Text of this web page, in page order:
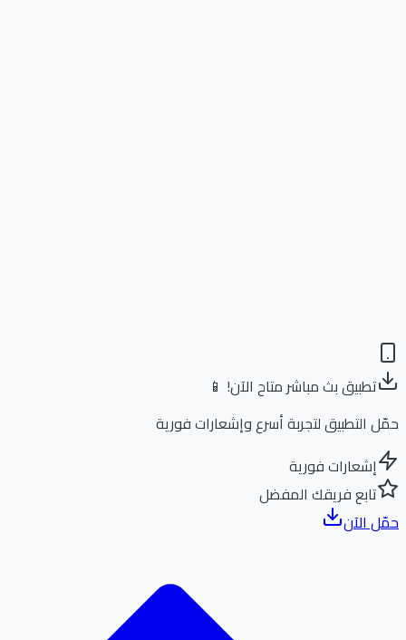
تطبيق بث مباشر متاح الآن! 📱
التطبيق لتجربة أسرع وإشعارات فورية
إشعارات فورية
تابع فريقك المفضل
الآن